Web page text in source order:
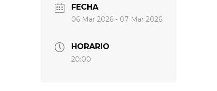
FECHA
06 Mar 2026 - 07 Mar 2026
HORARIO
20:00